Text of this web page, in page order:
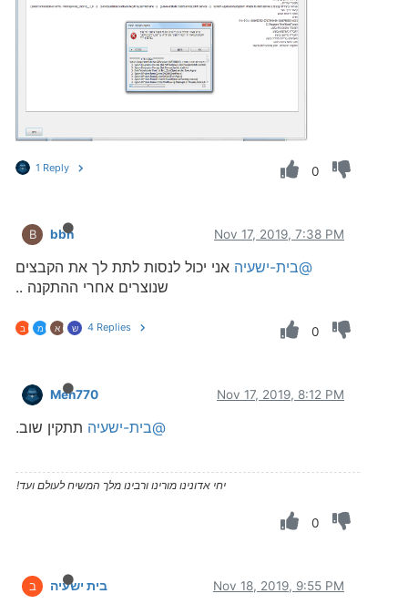
1 Reply 0
B bbn Nov 17, 2019, 7:38 PM
@בית-ישעיה אני יכול לנסות לתת לך את הקבצים
שנוצרים אחרי ההתקנה ..
ב מ א ש 4 Replies 0
Men770 Nov 17, 2019, 8:12 PM
@בית-ישעיה תתקין שוב.
יחי אדונינו מורינו ורבינו מלך המשיח לעולם ועד!
0
ב בית ישעיה Nov 18, 2019, 9:55 PM